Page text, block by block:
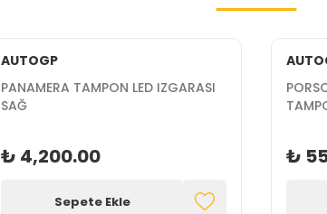
AUTOGP
PANAMERA TAMPON LED IZGARASI
SAĞ
₺ 4,200.00
Sepete Ekle
₺